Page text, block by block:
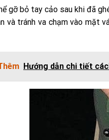
gỡ bỏ tay cảo sau khi đã
và tránh va chạm vào mặt
Hướng dẫn chi tiết